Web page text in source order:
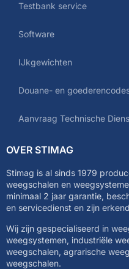
Testbank service
Software
IJkgewichten
Douane- en
Aanvraag Technische
OVER STIMAG
Stimag is al sinds 1979
weegschalen en
minimaal 2 jaar garantie,
en servicedienst en zijn
Wij zijn gespecialiseerd in
weegsystemen, industriële
weegschalen, agrarische
weegschalen.